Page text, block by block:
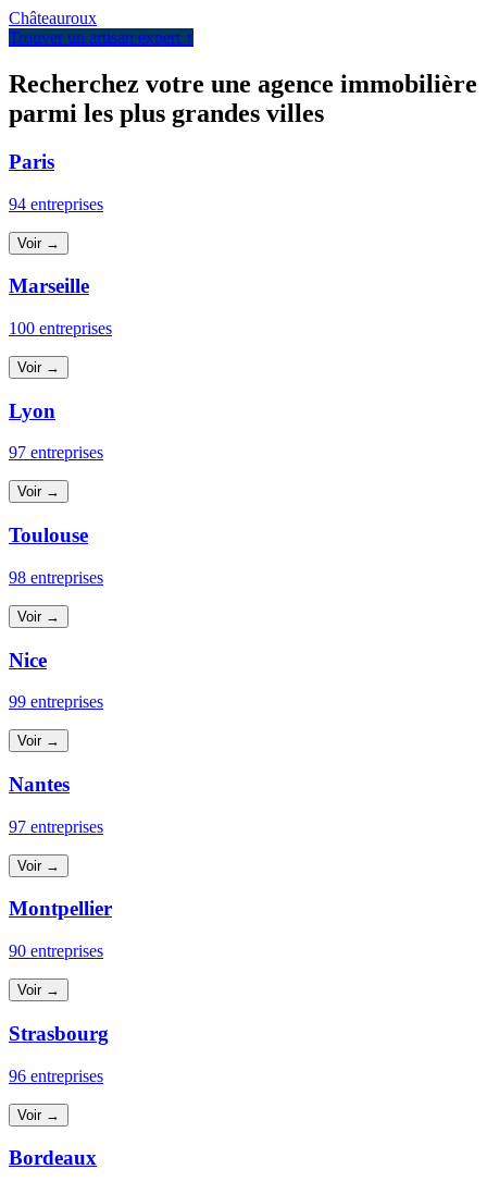
Châteauroux
Trouver un artisan expert ↑
Recherchez votre une agence immobilière
parmi les plus grandes villes
Paris
94 entreprises
Voir →
Marseille
100 entreprises
Voir →
Lyon
97 entreprises
Voir →
Toulouse
98 entreprises
Voir →
Nice
99 entreprises
Voir →
Nantes
97 entreprises
Voir →
Montpellier
90 entreprises
Voir →
Strasbourg
96 entreprises
Voir →
Bordeaux